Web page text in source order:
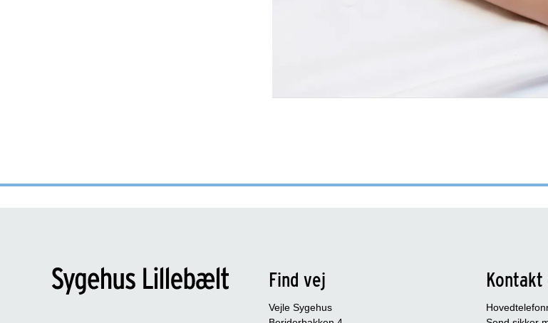
Find vej
Vejle Sygehus
Kontakt